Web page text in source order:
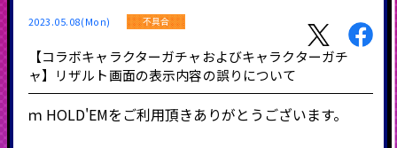
2023.05.08(Mon) 不具合
【コラボキャラクターガチャおよびキャラクターガチ
ャ】リザルト画面の表示内容の誤りについて
ｍ HOLD'EMをご利用頂きありがとうございます。